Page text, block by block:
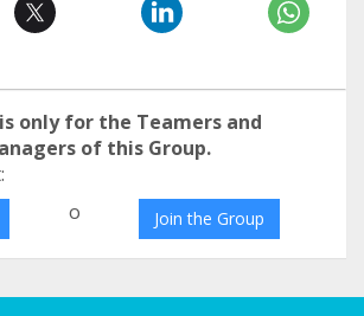
only for the Teamers and
of this Group.
o Join the Group